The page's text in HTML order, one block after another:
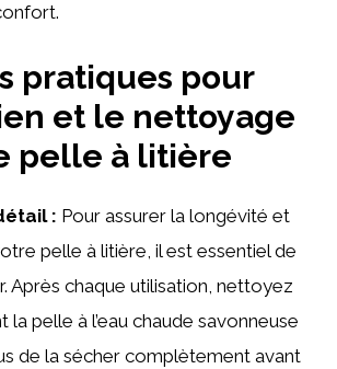
pratiques pour
et le nettoyage
pelle à litière
: Pour assurer la longévité et
pelle à litière, il est essentiel de
Après chaque utilisation, nettoyez
la pelle à l’eau chaude savonneuse
de la sécher complètement avant